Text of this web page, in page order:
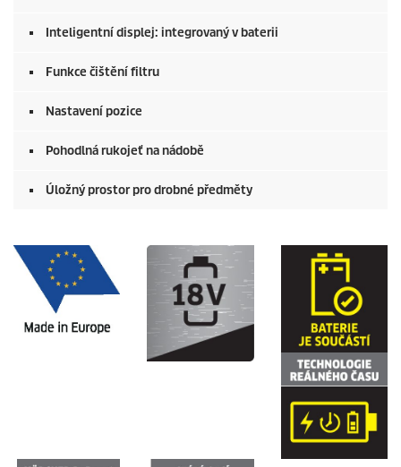
Inteligentní displej: integrovaný v baterii
Funkce čištění filtru
Nastavení pozice
Pohodlná rukojeť na nádobě
Úložný prostor pro drobné předměty